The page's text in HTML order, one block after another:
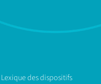
Lexique des dispositifs